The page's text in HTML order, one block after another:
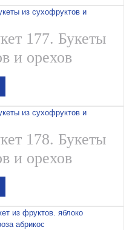
177. Букеты
и орехов
178. Букеты
и орехов